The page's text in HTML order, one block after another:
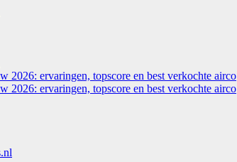
2026: ervaringen, topscore en best verkochte airco
2026: ervaringen, topscore en best verkochte airco